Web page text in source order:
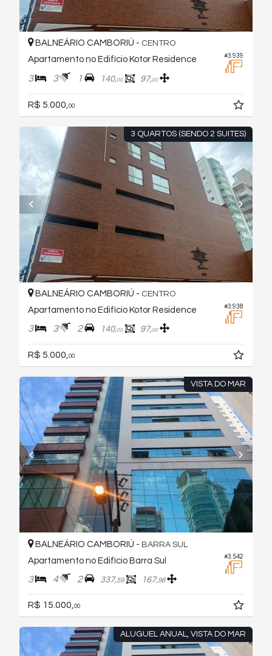
#3.939
BALNEÁRIO CAMBORIÚ - CENTRO
Apartamento no Edifício Kotor Residence
3 3 1 140,00 97,00
R$ 5.000, 00
3 QUARTOS (SENDO 2 SUITES)
#3.938
BALNEÁRIO CAMBORIÚ - CENTRO
Apartamento no Edifício Kotor Residence
3 3 2 140,00 97,00
R$ 5.000,00
VISTA DO MAR
#3.542
BALNEÁRIO CAMBORIÚ - BARRA SUL
Apartamento no Edifício Barra Sul
3 4 2 337,59 167,98
R$ 15.000, 00
ALUGUEL ANUAL, VISTA DO MAR